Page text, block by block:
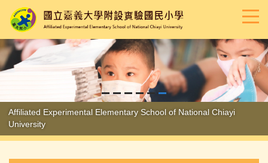
到
要
內
Affiliated Experimental Elementary School of National Chiayi
University